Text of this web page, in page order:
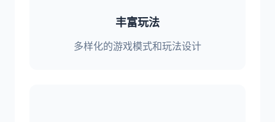
丰富玩法
多样化的游戏模式和玩法设计